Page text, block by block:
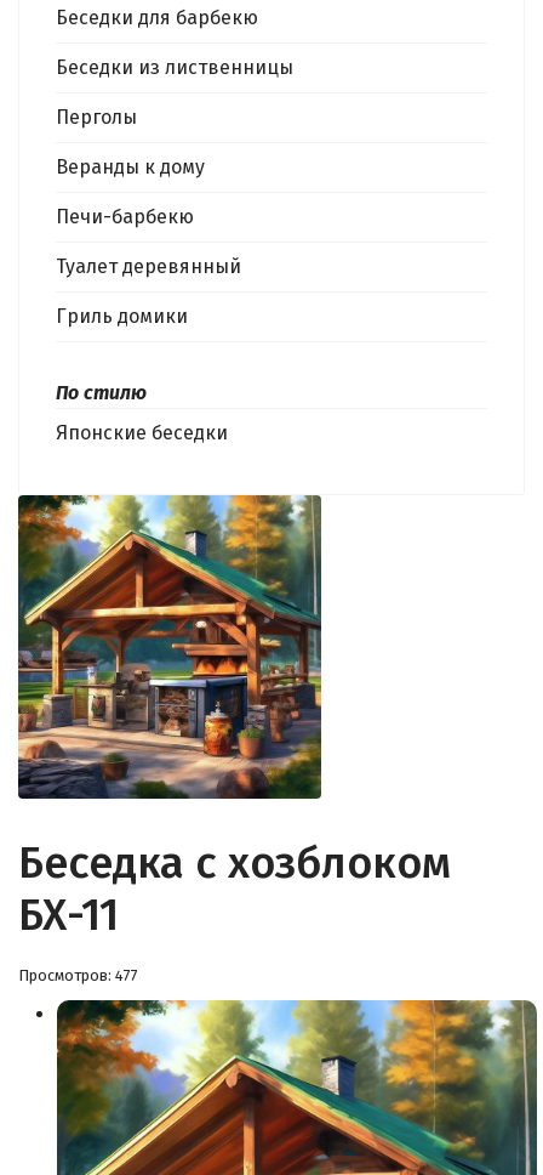
Беседки для барбекю
Беседки из лиственницы
Перголы
Веранды к дому
Печи-барбекю
Туалет деревянный
Гриль домики
По стилю
Японские беседки
Беседка с хозблоком
БХ-11
Просмотров: 477